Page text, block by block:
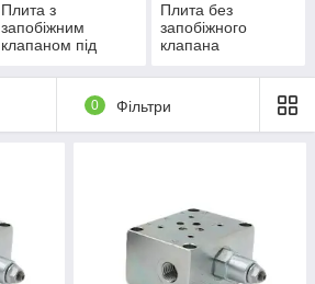
Плита з
запобіжним
клапаном під
Плита без
запобіжного
клапана
0 Фільтри